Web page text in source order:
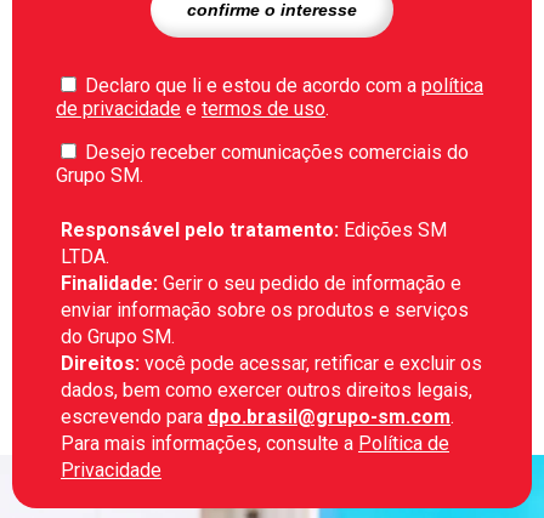
Declaro que li e estou de acordo com a política
de privacidade e termos de uso.
Desejo receber comunicações comerciais do
Grupo SM.
Responsável pelo tratamento: Edições SM
LTDA.
Finalidade: Gerir o seu pedido de informação e
enviar informação sobre os produtos e serviços
do Grupo SM.
Direitos: você pode acessar, retificar e excluir os
dados, bem como exercer outros direitos legais,
escrevendo para dpo.brasil@grupo-sm.com.
Para mais informações, consulte a Política de
Privacidade